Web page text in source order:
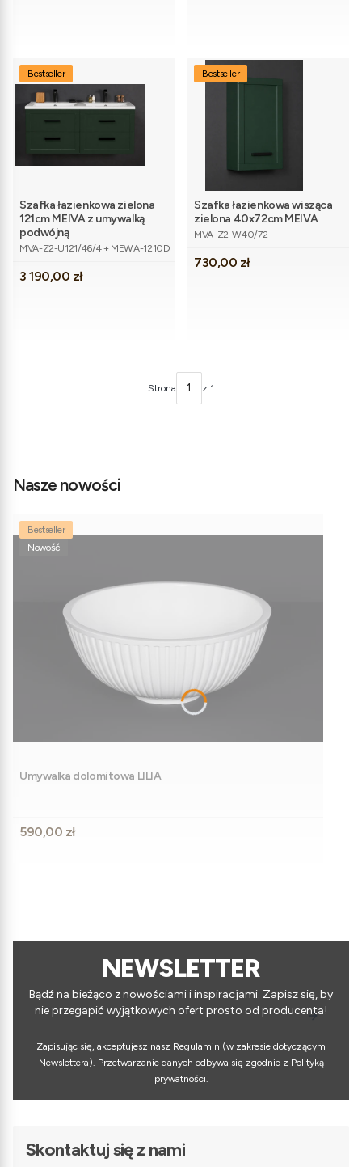
Bestseller
Szafka łazienkowa zielona
121cm MEIVA z umywalką
podwójną
Kod produktu
MVA-Z2-U121/46/4 + MEWA-1210D
Cena
3 190,00 zł
Bestseller
Szafka łazienkowa wisząca
zielona 40x72cm MEIVA
Kod produktu
MVA-Z2-W40/72
Cena
730,00 zł
Strona z 1
Nasze nowości
Bestseller
Nowość
Umywalka dolomitowa LILIA
Cena
590,00 zł
NEWSLETTER
Bądź na bieżąco z nowościami i inspiracjami. Zapisz się, by
nie przegapić wyjątkowych ofert prosto od producenta!
Zapisując się, akceptujesz nasz Regulamin (w zakresie dotyczącym
Newslettera). Przetwarzanie danych odbywa się zgodnie z Polityką
prywatności.
Skontaktuj się z nami